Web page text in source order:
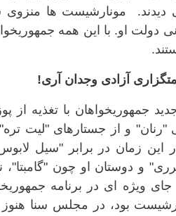
مونارشیست ها منزوی
دولت او. با این همه
نسل جدید جمهوریخواهان با
"رنان" و از جستارهای "لیت
زمان در برابر "سیل لابوس"
و دوستان او چون "گامبتا"،
جای ویژه ای در برنامه
بود، در مجلس سنا هنوز